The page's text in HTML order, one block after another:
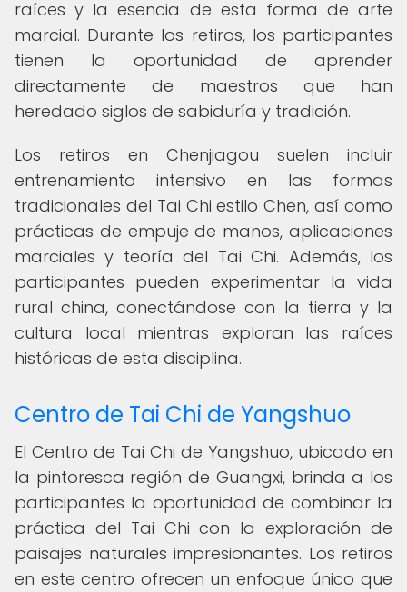
raíces y la esencia de esta forma de arte
marcial. Durante los retiros, los participantes
tienen la oportunidad de aprender
directamente de maestros que han
heredado siglos de sabiduría y tradición.
Los retiros en Chenjiagou suelen incluir
entrenamiento intensivo en las formas
tradicionales del Tai Chi estilo Chen, así como
prácticas de empuje de manos, aplicaciones
marciales y teoría del Tai Chi. Además, los
participantes pueden experimentar la vida
rural china, conectándose con la tierra y la
cultura local mientras exploran las raíces
históricas de esta disciplina.
Centro de Tai Chi de Yangshuo
El Centro de Tai Chi de Yangshuo, ubicado en
la pintoresca región de Guangxi, brinda a los
participantes la oportunidad de combinar la
práctica del Tai Chi con la exploración de
paisajes naturales impresionantes. Los retiros
en este centro ofrecen un enfoque único que